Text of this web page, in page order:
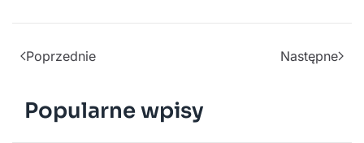
Poprzednie Następne
Popularne wpisy